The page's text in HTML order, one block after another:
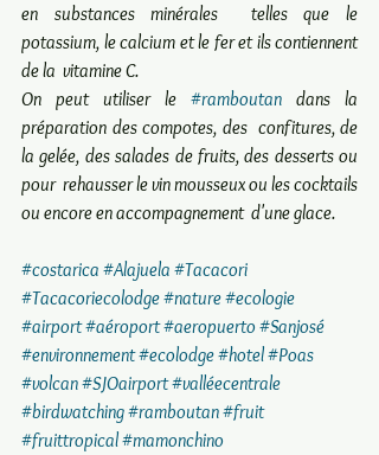
en substances minérales  telles que le
potassium, le calcium et le fer et ils contiennent
de la  vitamine C.
On peut utiliser le #ramboutan dans la
préparation des compotes, des  confitures, de
la gelée, des salades de fruits, des desserts ou
pour  rehausser le vin mousseux ou les cocktails
ou encore en accompagnement  d'une glace.
#costarica #Alajuela #Tacacori
#Tacacoriecolodge#nature#ecologie
#airport#aéroport#aeropuerto#Sanjosé
#environnement#ecolodge#hotel#Poas
#volcan#SJOairport#valléecentrale
#birdwatching#ramboutan#fruit
#fruittropical#mamonchino